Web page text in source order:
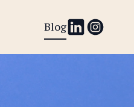
Blog